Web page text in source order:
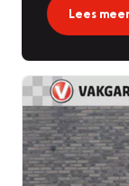
Lees meer